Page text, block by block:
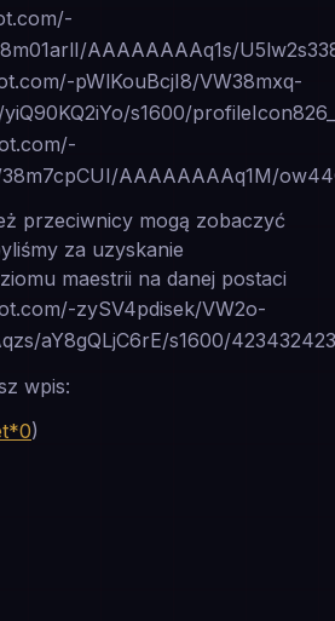
AAAAAAAAq1s/
pWlKouBcjI8/VW38mxq-
s1600/
AAAAAAAAq1M/
przeciwnicy mogą zobaczyć
za uzyskanie
maestrii na danej postaci
zySV4pdisek/VW2o-
aY8gQLjC6rE/s1600/
wpis:
)